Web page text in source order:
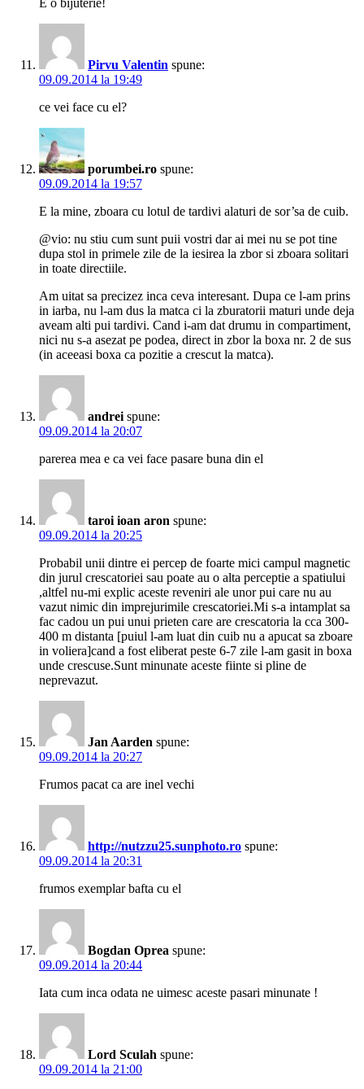
E o bijuterie!
Pirvu Valentin spune:
09.09.2014 la 19:49
ce vei face cu el?
porumbei.ro spune:
09.09.2014 la 19:57
E la mine, zboara cu lotul de tardivi alaturi de sor’sa de cuib.
@vio: nu stiu cum sunt puii vostri dar ai mei nu se pot tine
dupa stol in primele zile de la iesirea la zbor si zboara solitari
in toate directiile.
Am uitat sa precizez inca ceva interesant. Dupa ce l-am prins
in iarba, nu l-am dus la matca ci la zburatorii maturi unde deja
aveam alti pui tardivi. Cand i-am dat drumu in compartiment,
nici nu s-a asezat pe podea, direct in zbor la boxa nr. 2 de sus
(in aceeasi boxa ca pozitie a crescut la matca).
andrei spune:
09.09.2014 la 20:07
parerea mea e ca vei face pasare buna din el
taroi ioan aron spune:
09.09.2014 la 20:25
Probabil unii dintre ei percep de foarte mici campul magnetic
din jurul crescatoriei sau poate au o alta perceptie a spatiului
,altfel nu-mi explic aceste reveniri ale unor pui care nu au
vazut nimic din imprejurimile crescatoriei.Mi s-a intamplat sa
fac cadou un pui unui prieten care are crescatoria la cca 300-
400 m distanta [puiul l-am luat din cuib nu a apucat sa zboare
in voliera]cand a fost eliberat peste 6-7 zile l-am gasit in boxa
unde crescuse.Sunt minunate aceste fiinte si pline de
neprevazut.
Jan Aarden spune:
09.09.2014 la 20:27
Frumos pacat ca are inel vechi
http://nutzzu25.sunphoto.ro spune:
09.09.2014 la 20:31
frumos exemplar bafta cu el
Bogdan Oprea spune:
09.09.2014 la 20:44
Iata cum inca odata ne uimesc aceste pasari minunate !
Lord Sculah spune:
09.09.2014 la 21:00